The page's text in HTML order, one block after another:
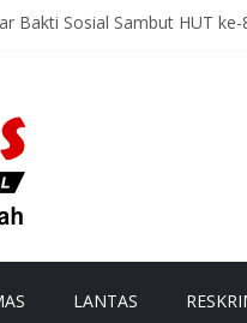
Bakti Sosial Sambut HUT
Wih Pesam Intensifkan
Kerlang Intensifkan
LANTAS